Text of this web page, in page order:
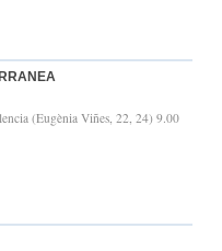
(Eugènia Viñes, 22, 24) 9.00